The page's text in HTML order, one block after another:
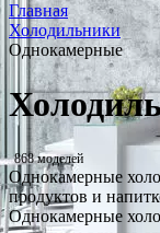
Главная
Холодильники
Однокамерные
868 моделей
Однокамерные
продуктов и
Однокамерные